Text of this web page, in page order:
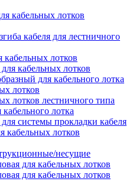
кабельных лотков
кабеля для лестничного
лотков
кабельных лотков
для кабельного лотка
лотков
лотков лестничного типа
лотка
системы прокладки кабеля
кабельных лотков
несущие
для кабельных лотков
для кабельных лотков